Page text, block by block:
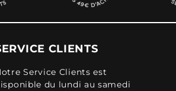
CLIENTS
Service Clients est
du lundi au samedi